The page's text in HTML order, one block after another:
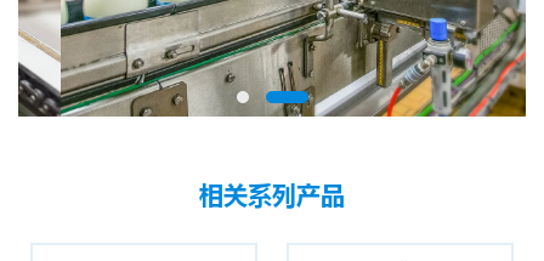
相关系列产品